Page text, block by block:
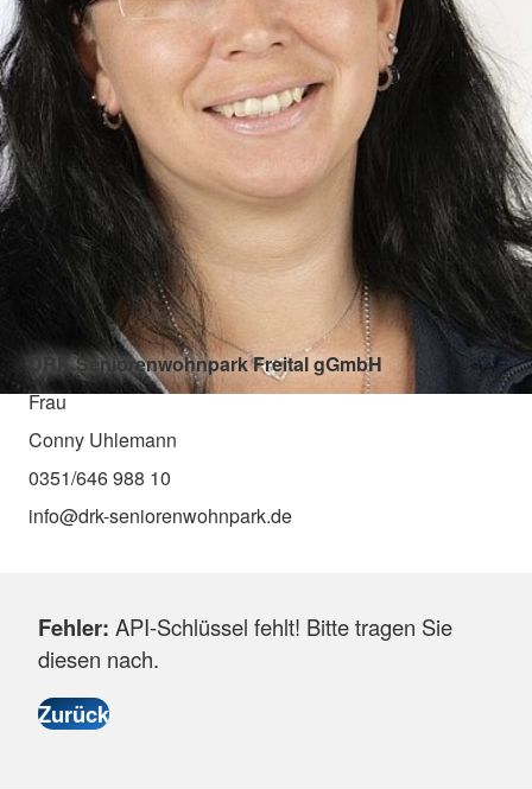
DRK Seniorenwohnpark Freital gGmbH
Frau
Conny Uhlemann
0351/646 988 10
info@drk-seniorenwohnpark.de
Fehler: API-Schlüssel fehlt! Bitte tragen Sie
diesen nach.